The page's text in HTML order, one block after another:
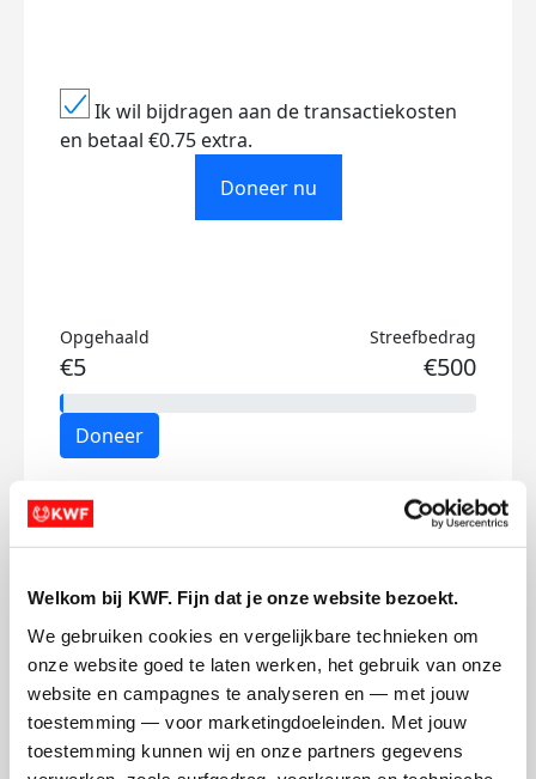
Welkom bij KWF. Fijn dat je onze website bezoekt.
We gebruiken cookies en vergelijkbare technieken om
onze website goed te laten werken, het gebruik van onze
website en campagnes te analyseren en — met jouw
toestemming — voor marketingdoeleinden. Met jouw
toestemming kunnen wij en onze partners gegevens
Ik wil bijdragen aan de transactiekosten
en betaal €0.75 extra.
Doneer nu
Opgehaald
€5
Streefbedrag
€500
Doneer